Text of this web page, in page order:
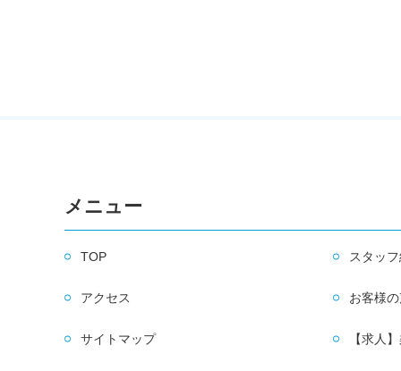
メニュー
TOP スタッ
アクセス お客様
サイトマップ 【求人